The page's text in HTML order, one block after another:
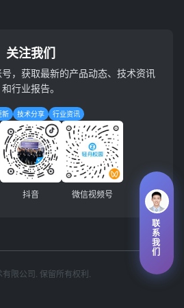
关注我们
，获取最新的产品动态、技术资讯
和行业报告。
新 技术分享 行业资讯
抖音 微信视频号
限公司. 保留所有权利.
联
系
我
们